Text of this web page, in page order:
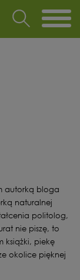
autorką bloga
naturalnej
politolog,
nie piszę, to
książki, piekę
okolice pięknej